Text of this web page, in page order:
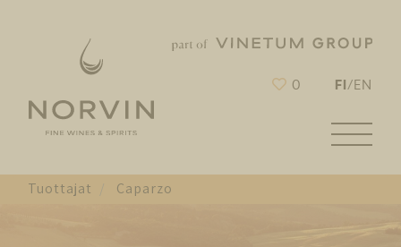
0 FI/EN
Tuottajat Caparzo